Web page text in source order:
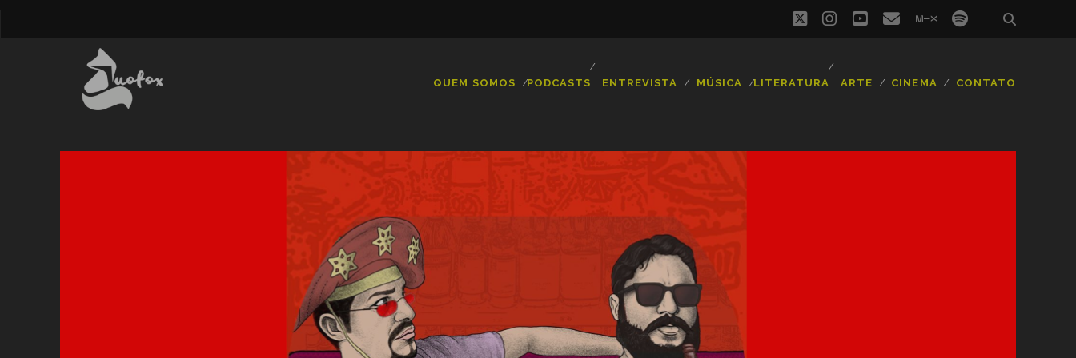
twitterinstagram
youtube
emailmixcloud
spotify
QUEM SOMOS PODCASTS ENTREVISTA MÚSICA LITERATURA ARTE CINEMA CONTATO